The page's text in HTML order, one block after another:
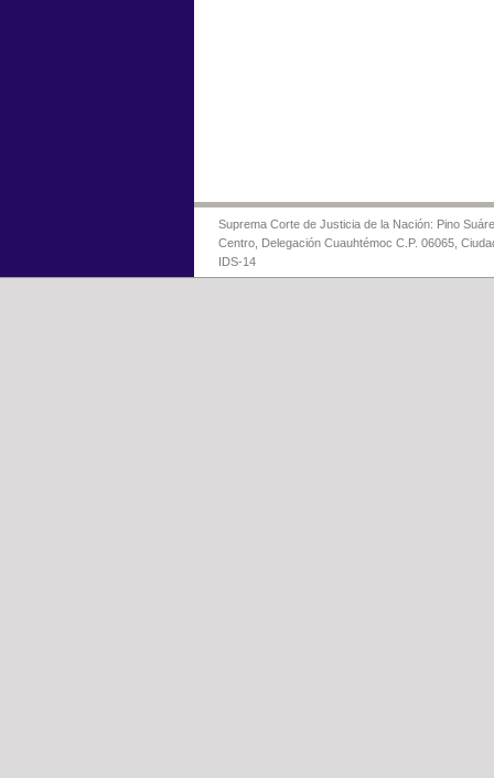
Suprema Corte de Justicia de la Nación: Pino
Centro, Delegación Cuauhtémoc C.P. 06065,
IDS-14